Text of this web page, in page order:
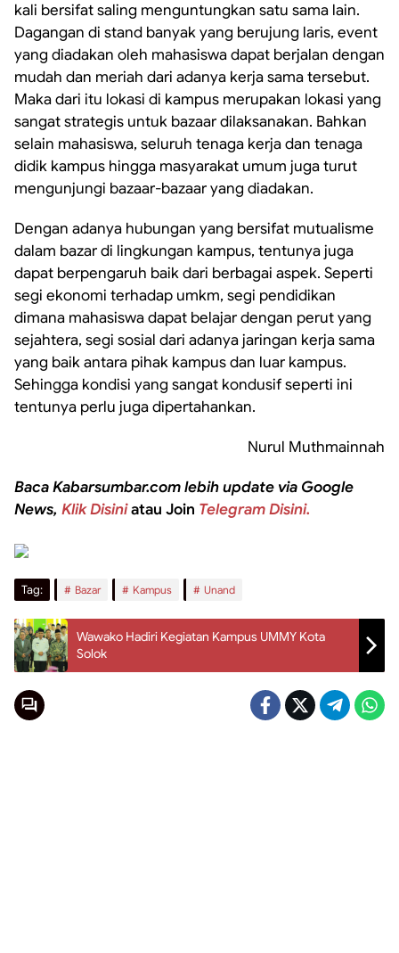
kali bersifat saling menguntungkan satu sama lain.
Dagangan di stand banyak yang berujung laris, event
yang diadakan oleh mahasiswa dapat berjalan dengan
mudah dan meriah dari adanya kerja sama tersebut.
Maka dari itu lokasi di kampus merupakan lokasi yang
sangat strategis untuk bazaar dilaksanakan. Bahkan
selain mahasiswa, seluruh tenaga kerja dan tenaga
didik kampus hingga masyarakat umum juga turut
mengunjungi bazaar-bazaar yang diadakan.
Dengan adanya hubungan yang bersifat mutualisme
dalam bazar di lingkungan kampus, tentunya juga
dapat berpengaruh baik dari berbagai aspek. Seperti
segi ekonomi terhadap umkm, segi pendidikan
dimana mahasiswa dapat belajar dengan perut yang
sejahtera, segi sosial dari adanya jaringan kerja sama
yang baik antara pihak kampus dan luar kampus.
Sehingga kondisi yang sangat kondusif seperti ini
tentunya perlu juga dipertahankan.
Nurul Muthmainnah
Baca Kabarsumbar.com lebih update via Google
News, Klik Disiniatau Join Telegram Disini.
Tag: Bazar Kampus Unand
Wawako Hadiri Kegiatan Kampus UMMY Kota
Solok